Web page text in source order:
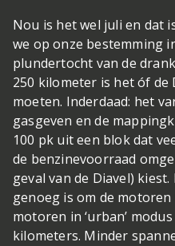
Nou is het wel juli en dat
we op onze bestemming
plundertocht van de
250 kilometer is het óf
moeten. Inderdaad: het
gasgeven en de
100 pk uit een blok dat
de benzinevoorraad
geval van de Diavel)
genoeg is om de
motoren in ‘urban’
kilometers. Minder